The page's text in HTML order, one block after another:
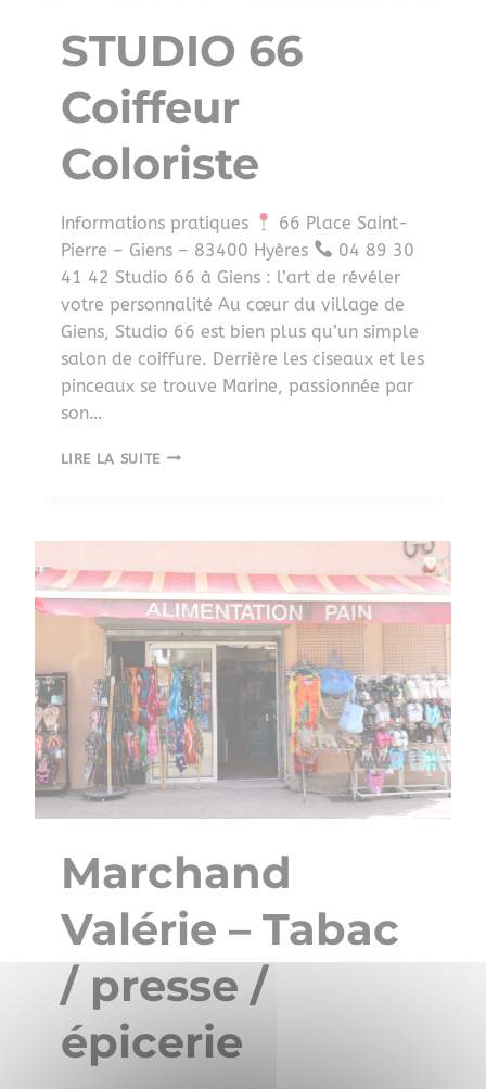
STUDIO 66
Coiffeur
Coloriste
Informations pratiques
66 Place Saint-
Pierre – Giens – 83400 Hyères
04 89 30
41 42 Studio 66 à Giens : l’art de révéler
votre personnalité Au cœur du village de
Giens, Studio 66 est bien plus qu’un simple
salon de coiffure. Derrière les ciseaux et les
pinceaux se trouve Marine, passionnée par
son…
LIRE LA SUITE
Marchand
Valérie – Tabac
/ presse /
épicerie